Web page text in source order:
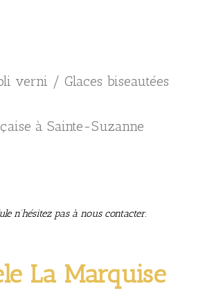
verni / Glaces biseautées
à Sainte-Suzanne
n’hésitez pas à nous contacter.
La Marquise